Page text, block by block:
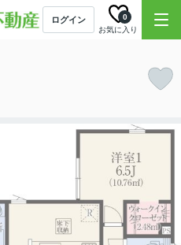
ログイン
お気に入り
0